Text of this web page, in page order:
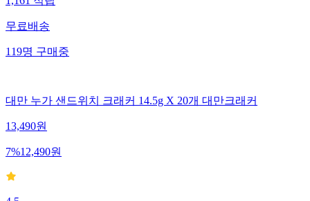
1,161적립
무료배송
119명구매중
대만 누가 샌드위치 크래커 14.5g X 20개 대만크래커
13,490원
7%12,490원